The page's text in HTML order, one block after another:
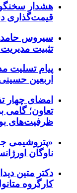
هشدار
قیمت‌گذاری
سیروس
تثبیت
پیام تسلیت
اربعین
امضای چهار
تعاون؛ گامی
ظرفیت‌های
ناوگان
دکتر متین
کارگروه